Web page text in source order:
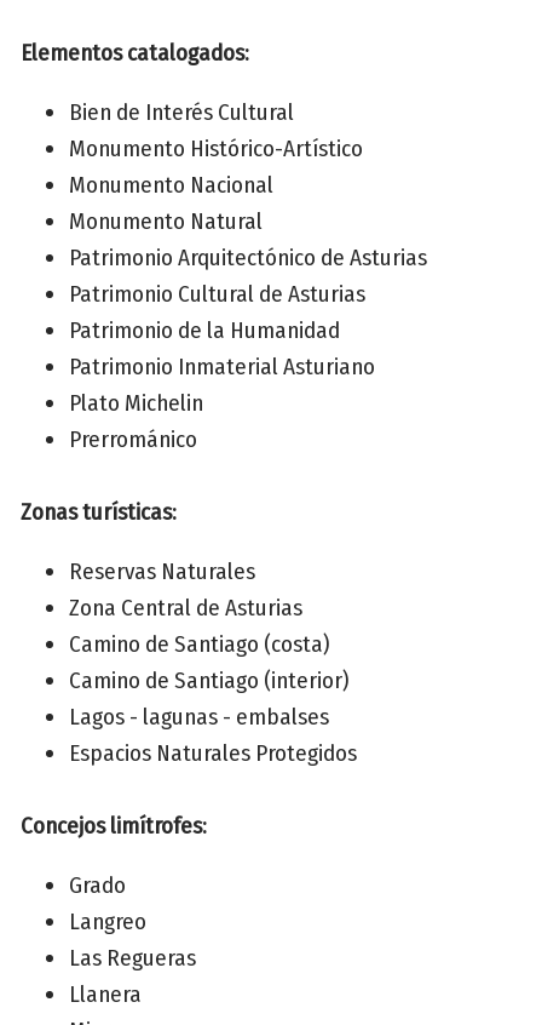
Elementos catalogados:
Bien de Interés Cultural
Monumento Histórico-Artístico
Monumento Nacional
Monumento Natural
Patrimonio Arquitectónico de Asturias
Patrimonio Cultural de Asturias
Patrimonio de la Humanidad
Patrimonio Inmaterial Asturiano
Plato Michelin
Prerrománico
Zonas turísticas:
Reservas Naturales
Zona Central de Asturias
Camino de Santiago (costa)
Camino de Santiago (interior)
Lagos - lagunas - embalses
Espacios Naturales Protegidos
Concejos limítrofes:
Grado
Langreo
Las Regueras
Llanera